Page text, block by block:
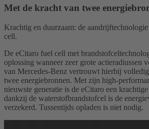
Met de kracht van twee
Krachtig en duurzaam: de
cell.
De eCitaro fuel cell met
oplossing wanneer zeer grote actieradiussen
van Mercedes-Benz vertrouwt hierbij
twee energiebronnen. Met zijn high-
nieuwste generatie is de eCitaro een
dankzij de waterstofbrandstofcel is de
verzekerd. Tussentijds opladen is niet nodig.